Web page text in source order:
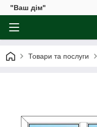
"Ваш дім"
Товари та послуги